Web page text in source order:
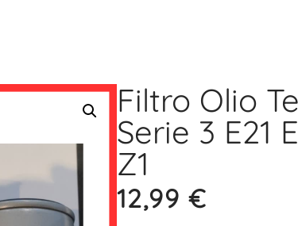
Filtro Olio
Serie 3 E21
Z1
12,99€